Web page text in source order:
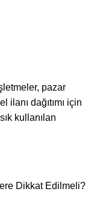
pazar
dağıtımı için
kullanılan
Dikkat Edilmeli?